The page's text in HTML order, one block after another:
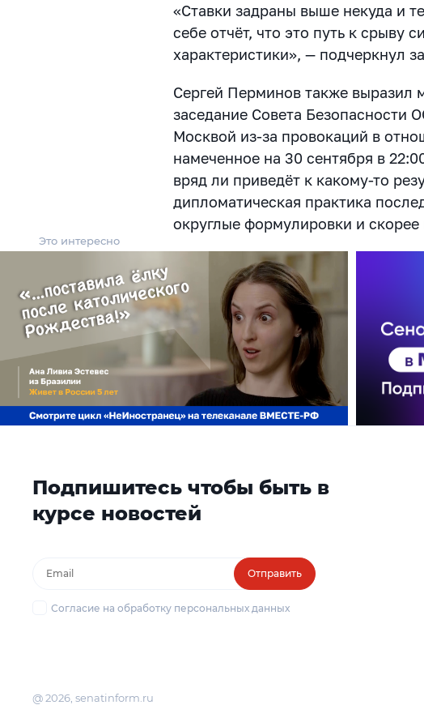
«Ставки задраны выше некуда и
себе отчёт, что это путь к срыву
характеристики», — подчеркнул
Сергей Перминов также выразил
заседание Совета Безопасности
Москвой из-за провокаций в
намеченное на 30 сентября в
вряд ли приведёт к какому-то
дипломатическая практика
округлые формулировки и скорее
Это интересно
Подпишитесь чтобы быть в
курсе новостей
Отправить
Согласие на обработку персональных данных
@ 2026, senatinform.ru